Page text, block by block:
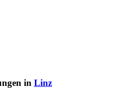
in Linz